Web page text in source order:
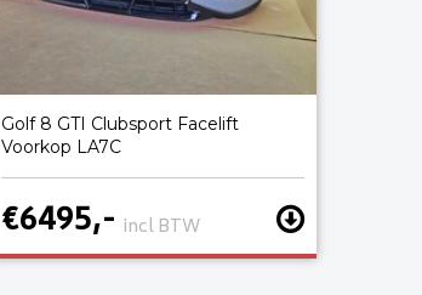
Golf 8 GTI Clubsport Facelift
Voorkop LA7C
€6495,- incl BTW